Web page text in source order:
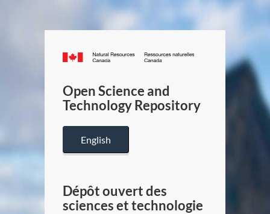
Canada.ca
/
Canada
Open Science and
Technology Repository
English
Dépôt ouvert des
sciences et technologie